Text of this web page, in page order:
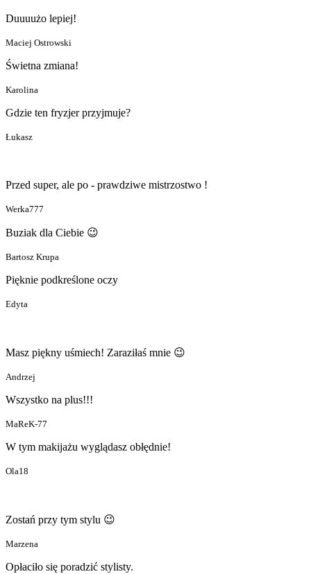
Duuuużo lepiej!
Maciej Ostrowski
Świetna zmiana!
Karolina
Gdzie ten fryzjer przyjmuje?
Łukasz
Przed super, ale po - prawdziwe mistrzostwo !
Werka777
Buziak dla Ciebie 😉
Bartosz Krupa
Pięknie podkreślone oczy
Edyta
Masz piękny uśmiech! Zaraziłaś mnie 😉
Andrzej
Wszystko na plus!!!
MaReK-77
W tym makijażu wyglądasz obłędnie!
Ola18
Zostań przy tym stylu 😉
Marzena
Opłaciło się poradzić stylisty.